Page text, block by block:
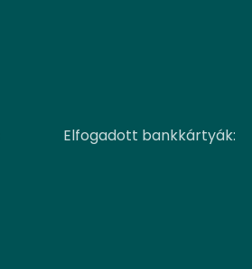
Elfogadott bankkártyák: